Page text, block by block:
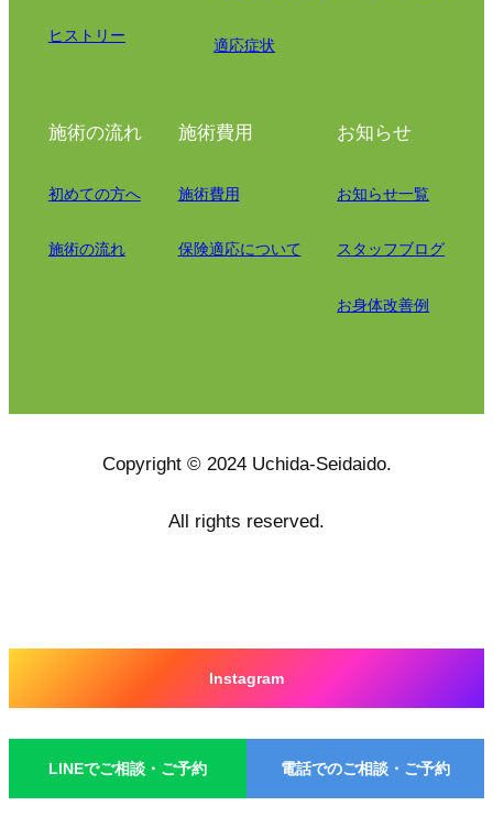
ヒストリー
適応症状
施術の流れ
初めての方へ
施術の流れ
施術費用
施術費用
保険適応について
お知らせ
お知らせ一覧
スタッフブログ
お身体改善例
Copyright © 2024 Uchida-Seidaido.
All rights reserved.
Instagram
グ
ー
LINEでご相談・ご予約 電話でのご相談・ご予約